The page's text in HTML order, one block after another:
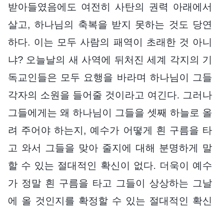
받아들였음에도 여전히 사탄의 권력 아래에서
살고, 하나님의 축복을 받지 못하는 것도 당연
하다. 이는 모두 사람의 패역이 초래한 것 아니
냐? 오늘날의 새 사역에 뒤처진 세계 각지의 기
독교인들은 모두 요행을 바라며 하나님이 그들
각자의 소원을 들어줄 것이라고 여긴다. 그러나
그들에게는 왜 하나님이 그들을 셋째 하늘로 올
려 주어야 하는지, 예수가 어떻게 흰 구름을 타
고 와서 그들을 맞아 줄지에 대해 분명하게 말
할 수 있는 절대적인 확신이 없다. 더욱이 예수
가 정말 흰 구름을 타고 그들이 상상하는 그날
에 올 것인지를 확정할 수 있는 절대적인 확신